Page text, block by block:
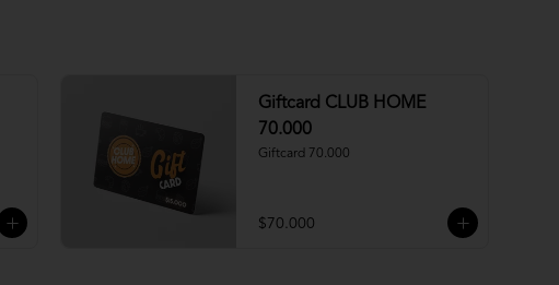
Giftcard CLUB HOME
70.000
Giftcard 70.000
$70.000